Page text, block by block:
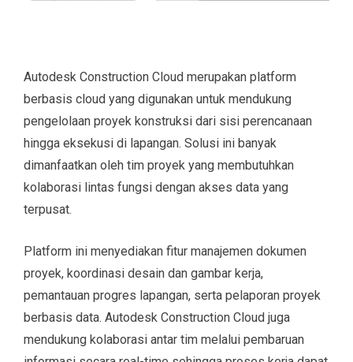
Autodesk Construction Cloud merupakan platform
berbasis cloud yang digunakan untuk mendukung
pengelolaan proyek konstruksi dari sisi perencanaan
hingga eksekusi di lapangan. Solusi ini banyak
dimanfaatkan oleh tim proyek yang membutuhkan
kolaborasi lintas fungsi dengan akses data yang
terpusat.
Platform ini menyediakan fitur manajemen dokumen
proyek, koordinasi desain dan gambar kerja,
pemantauan progres lapangan, serta pelaporan proyek
berbasis data. Autodesk Construction Cloud juga
mendukung kolaborasi antar tim melalui pembaruan